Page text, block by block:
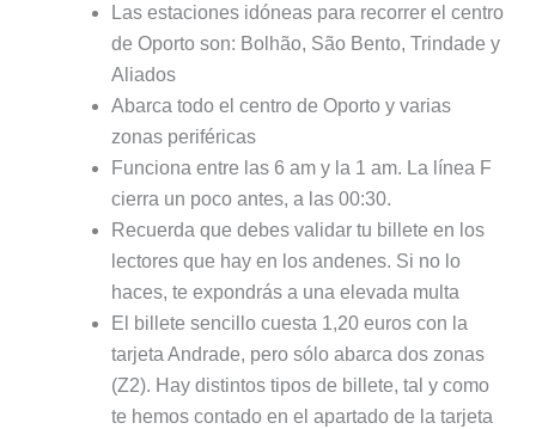
Las estaciones idóneas para recorrer el centro
de Oporto son: Bolhão, São Bento, Trindade y
Aliados
Abarca todo el centro de Oporto y varias
zonas periféricas
Funciona entre las 6 am y la 1 am. La línea F
cierra un poco antes, a las 00:30.
Recuerda que debes validar tu billete en los
lectores que hay en los andenes. Si no lo
haces, te expondrás a una elevada multa
El billete sencillo cuesta 1,20 euros con la
tarjeta Andrade, pero sólo abarca dos zonas
(Z2). Hay distintos tipos de billete, tal y como
te hemos contado en el apartado de la tarjeta